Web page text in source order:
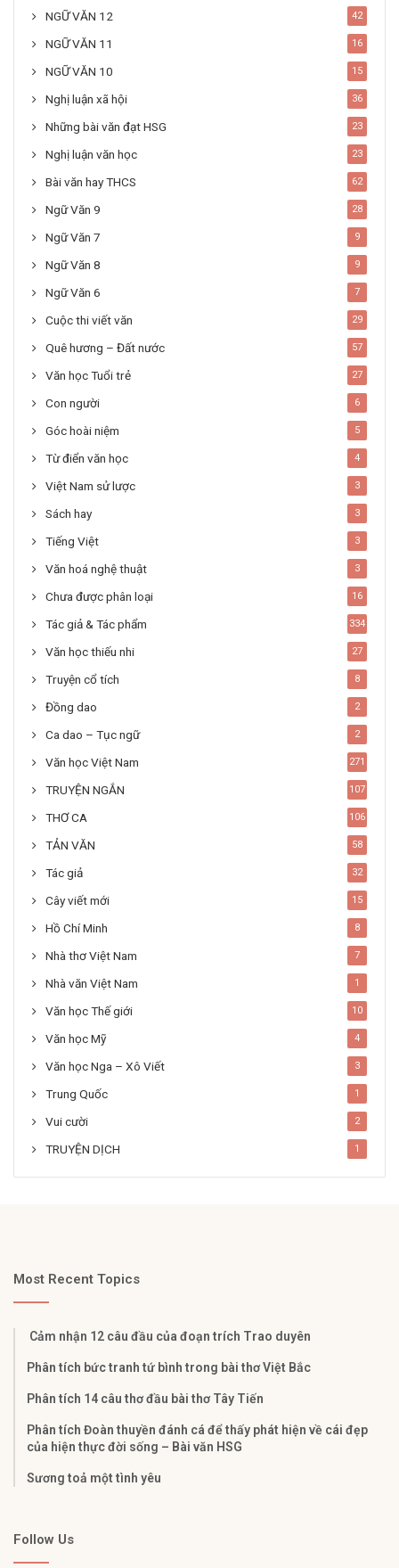
NGỮ VĂN 12 42
NGỮ VĂN 11 16
NGỮ VĂN 10 15
Nghị luận xã hội 36
Những bài văn đạt HSG 23
Nghị luận văn học 23
Bài văn hay THCS 62
Ngữ Văn 9 28
Ngữ Văn 7 9
Ngữ Văn 8 9
Ngữ Văn 6 7
Cuộc thi viết văn 29
Quê hương – Đất nước 57
Văn học Tuổi trẻ 27
Con người 6
Góc hoài niệm 5
Từ điển văn học 4
Việt Nam sử lược 3
Sách hay 3
Tiếng Việt 3
Văn hoá nghệ thuật 3
Chưa được phân loại 16
Tác giả & Tác phẩm 334
Văn học thiếu nhi 27
Truyện cổ tích 8
Đồng dao 2
Ca dao – Tục ngữ 2
Văn học Việt Nam 271
TRUYỆN NGẮN 107
THƠ CA 106
TẢN VĂN 58
Tác giả 32
Cây viết mới 15
Hồ Chí Minh 8
Nhà thơ Việt Nam 7
Nhà văn Việt Nam 1
Văn học Thế giới 10
Văn học Mỹ 4
Văn học Nga – Xô Viết 3
Trung Quốc 1
Vui cười 2
TRUYỆN DỊCH 1
Most Recent Topics
Cảm nhận 12 câu đầu của đoạn trích Trao duyên
Phân tích bức tranh tứ bình trong bài thơ Việt Bắc
Phân tích 14 câu thơ đầu bài thơ Tây Tiến
Phân tích Đoàn thuyền đánh cá để thấy phát hiện về cái đẹp
của hiện thực đời sống – Bài văn HSG
Sương toả một tình yêu
Follow Us